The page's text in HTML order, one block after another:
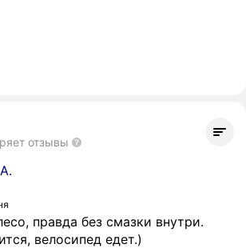
отзывы
правда без смазки внутри.
велосипед едет.)